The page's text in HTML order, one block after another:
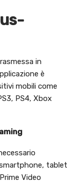
in
è
mobili come
PS4, Xbox
smartphone, tablet
Video